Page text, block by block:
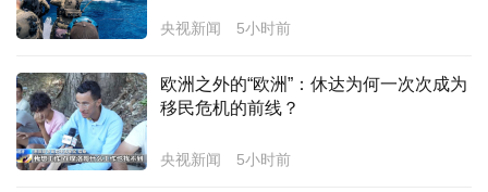
汽车
消费
创意
央视新闻 5小时前
欧洲之外的“欧洲”：休达为何一次次成为
移民危机的前线？
央视新闻 5小时前